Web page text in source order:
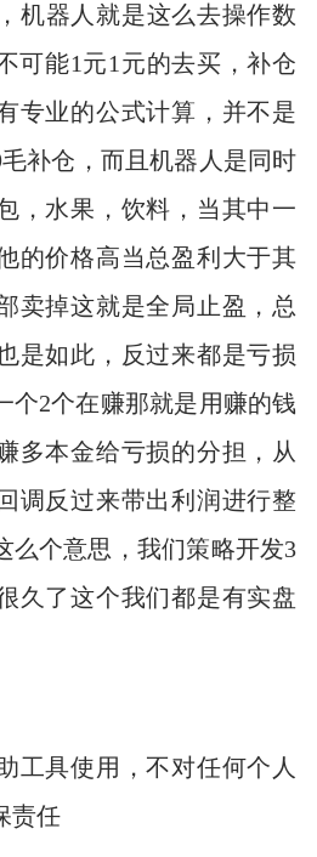
机器人就是这么去操作数
可能1元1元的去买，补仓
专业的公式计算，并不是
补仓，而且机器人是同时
，水果，饮料，当其中一
的价格高当总盈利大于其
卖掉这就是全局止盈，总
是如此，反过来都是亏损
个2个在赚那就是用赚的钱
多本金给亏损的分担，从
调反过来带出利润进行整
么个意思，我们策略开发3
久了这个我们都是有实盘
工具使用，不对任何个人
责任